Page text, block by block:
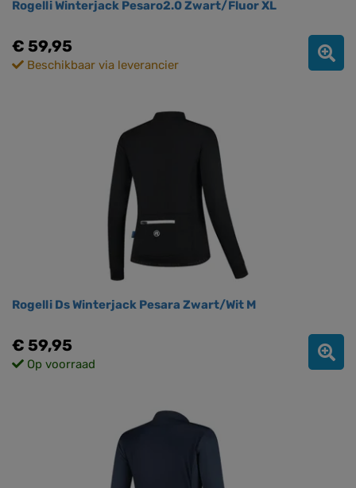
Rogelli Winterjack Pesaro2.0 Zwart/Fluor XL
€ 59,95
Beschikbaar via leverancier
Rogelli Ds Winterjack Pesara Zwart/Wit M
€ 59,95
Op voorraad